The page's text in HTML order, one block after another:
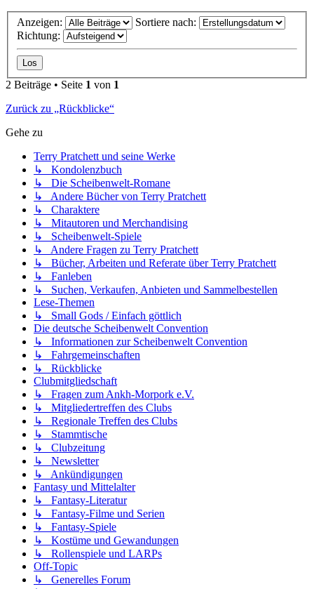
Anzeigen:
Sortiere nach:
Richtung:
2 Beiträge • Seite 1 von 1
Zurück zu „Rückblicke“
Gehe zu
Terry Pratchett und seine Werke
↳ Kondolenzbuch
↳ Die Scheibenwelt-Romane
↳ Andere Bücher von Terry Pratchett
↳ Charaktere
↳ Mitautoren und Merchandising
↳ Scheibenwelt-Spiele
↳ Andere Fragen zu Terry Pratchett
↳ Bücher, Arbeiten und Referate über Terry Pratchett
↳ Fanleben
↳ Suchen, Verkaufen, Anbieten und Sammelbestellen
Lese-Themen
↳ Small Gods / Einfach göttlich
Die deutsche Scheibenwelt Convention
↳ Informationen zur Scheibenwelt Convention
↳ Fahrgemeinschaften
↳ Rückblicke
Clubmitgliedschaft
↳ Fragen zum Ankh-Morpork e.V.
↳ Mitgliedertreffen des Clubs
↳ Regionale Treffen des Clubs
↳ Stammtische
↳ Clubzeitung
↳ Newsletter
↳ Ankündigungen
Fantasy und Mittelalter
↳ Fantasy-Literatur
↳ Fantasy-Filme und Serien
↳ Fantasy-Spiele
↳ Kostüme und Gewandungen
↳ Rollenspiele und LARPs
Off-Topic
↳ Generelles Forum